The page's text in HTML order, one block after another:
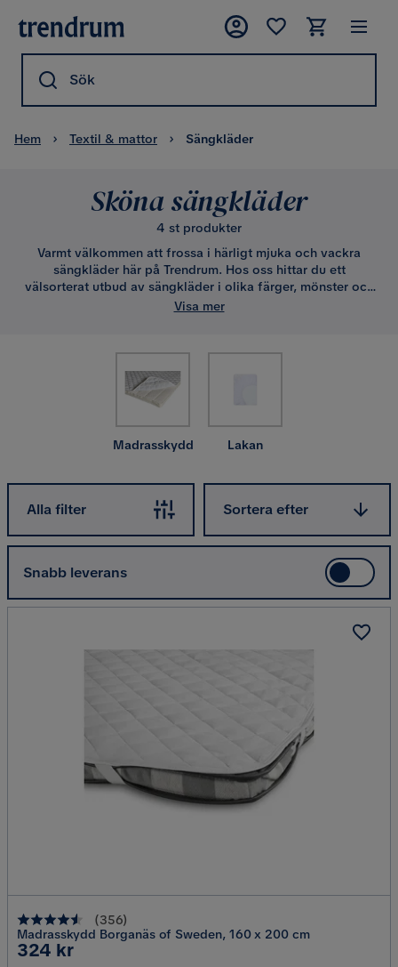
Sök
Hem Textil & mattor Sängkläder
Sköna sängkläder
4 st produkter
Varmt välkommen att frossa i härligt mjuka och vackra
sängkläder här på Trendrum. Hos oss hittar du ett
välsorterat utbud av sängkläder i olika färger, mönster och
material. Vi har sängkläder för såväl enkelsängar som
någon du tycker om nya lyxiga sängkläder. Alltid billigt
online hos Trendrum.
Visa mer
Madrasskydd Lakan
Alla filter
Sortera efter
Snabb leverans
(356)
Madrasskydd Borganäs of Sweden, 160 x 200 cm
Pris
324 kr